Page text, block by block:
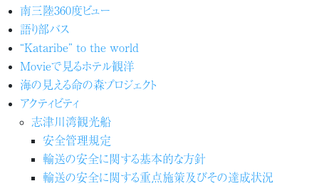
南三陸360度ビュー
語り部バス
“Kataribe” to the world
Movieで見るホテル観洋
海の見える命の森プロジェクト
アクティビティ
志津川湾観光船
安全管理規定
輸送の安全に関する基本的な方針
輸送の安全に関する重点施策及びその達成状況